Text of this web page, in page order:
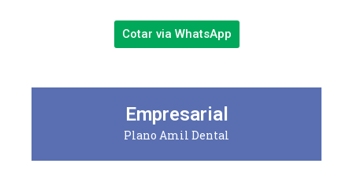
Cotar via WhatsApp
Empresarial
Plano Amil Dental